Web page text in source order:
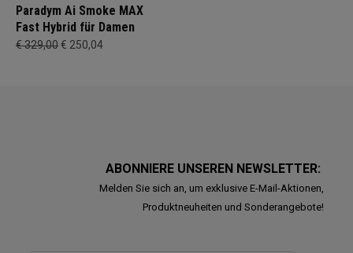
Paradym Ai Smoke MAX
Fast Hybrid für Damen
€ 329,00€ 250,04
ABONNIERE UNSEREN NEWSLETTER:
Melden Sie sich an, um exklusive E-Mail-Aktionen,
Produktneuheiten und Sonderangebote!